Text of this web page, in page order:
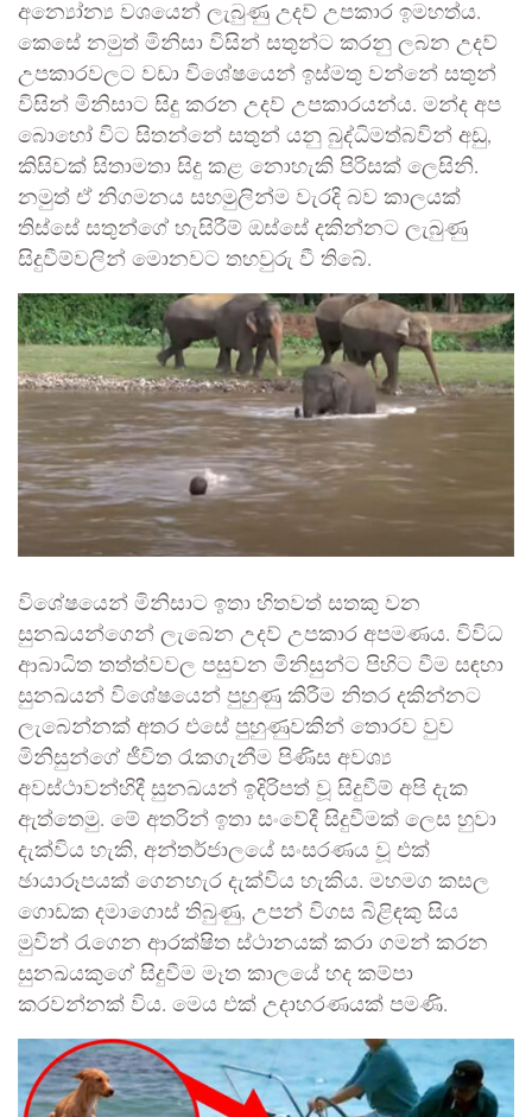
අන්‍යෝන්‍ය වශයෙන් ලැබුණු උදව් උපකාර ඉමහත්ය.
කෙසේ නමුත් මිනිසා විසින් සතුන්ට කරනු ලබන උදව්
උපකාරවලට වඩා විශේෂයෙන් ඉස්මතු වන්නේ සතුන්
විසින් මිනිසාට සිදු කරන උදව් උපකාරයන්ය. මන්ද අප
බොහෝ විට සිතන්නේ සතුන් යනු බුද්ධිමත්බවින් අඩු,
කිසිවක් සිතාමතා සිදු කළ නොහැකි පිරිසක් ලෙසිනි.
නමුත් ඒ නිගමනය සහමුලින්ම වැරදි බව කාලයක්
තිස්සේ සතුන්ගේ හැසිරීම් ඔස්සේ දකින්නට ලැබුණු
සිදුවීම්වලින් මොනවට තහවුරු වී තිබේ.
විශේෂයෙන් මිනිසාට ඉතා හිතවත් සතකු වන
සුනඛයන්ගෙන් ලැබෙන උදව් උපකාර අපමණය. විවිධ
ආබාධිත තත්ත්වවල පසුවන මිනිසුන්ට පිහිට වීම සඳහා
සුනඛයන් විශේෂයෙන් පුහුණු කිරීම නිතර දකින්නට
ලැබෙන්නක් අතර එසේ පුහුණුවකින් තොරව වුව
මිනිසුන්ගේ ජීවිත රැකගැනීම පිණිස අවශ්‍ය
අවස්ථාවන්හිදී සුනඛයන් ඉදිරිපත් වූ සිදුවීම් අපි දැක
ඇත්තෙමු. මේ අතරින් ඉතා සංවේදී සිදුවීමක් ලෙස හුවා
දැක්විය හැකි, අන්තර්ජාලයේ සංසරණය වූ එක්
ඡායාරූපයක් ගෙනහැර දැක්විය හැකිය. මහමග කසල
ගොඩක දමාගොස් තිබුණු, උපන් විගස බිළිඳකු සිය
මුවින් රැගෙන ආරක්ෂිත ස්ථානයක් කරා ගමන් කරන
සුනඛයකුගේ සිදුවීම මෑත කාලයේ හද කම්පා
කරවන්නක් විය. මෙය එක් උදාහරණයක් පමණි.